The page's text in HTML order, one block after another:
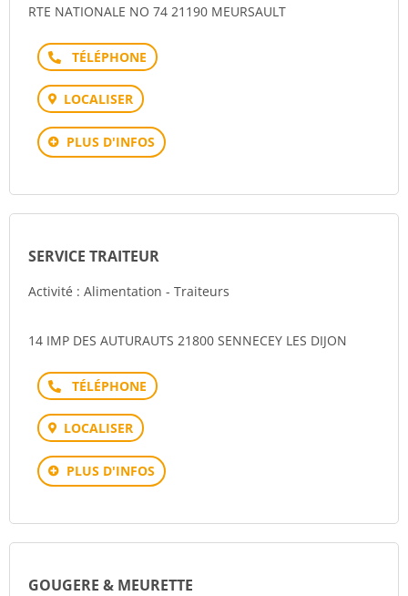
RTE NATIONALE NO 74 21190 MEURSAULT
Téléphone
LOCALISER
PLUS D'INFOS
SERVICE TRAITEUR
Activité : Alimentation - Traiteurs
14 IMP DES AUTURAUTS 21800 SENNECEY LES DIJON
Téléphone
LOCALISER
PLUS D'INFOS
GOUGERE & MEURETTE